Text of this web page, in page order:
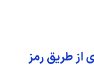
از طریق رمز